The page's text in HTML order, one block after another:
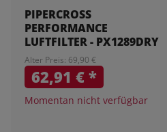
PIPERCROSS
PERFORMANCE
LUFTFILTER - PX1289DRY
Alter Preis: 69,90 €
62,91 €*
Momentan nicht verfügbar